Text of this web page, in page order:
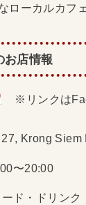
ローカルカフ
店情報
※リンクは
Krong Siem
〜20:00
ド・ドリンク